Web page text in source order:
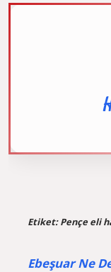
Etiket:Pençe eli
Ebeşuar Ne